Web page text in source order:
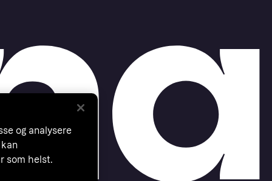
og analysere
som helst.